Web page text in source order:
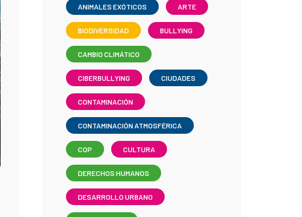
ANIMALES EXÓTICOS ARTE
BIODIVERSIDAD BULLYING
CAMBIO CLIMÁTICO
CIBERBULLYING CIUDADES
CONTAMINACIÓN
CONTAMINACIÓN ATMOSFÉRICA
COP CULTURA
DERECHOS HUMANOS
DESARROLLO URBANO